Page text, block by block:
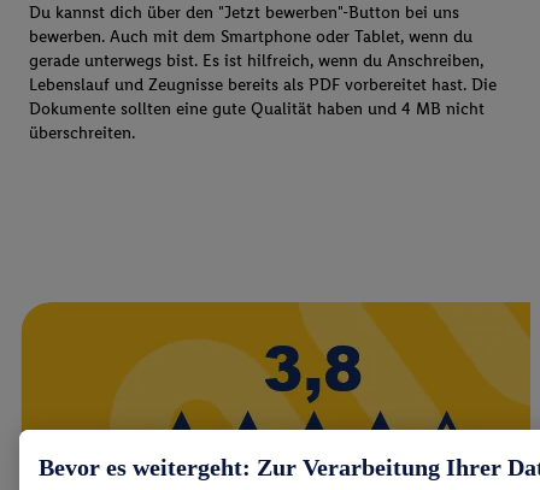
Du kannst dich über den "Jetzt bewerben"-Button bei uns
bewerben. Auch mit dem Smartphone oder Tablet, wenn du
gerade unterwegs bist. Es ist hilfreich, wenn du Anschreiben,
Lebenslauf und Zeugnisse bereits als PDF vorbereitet hast. Die
Dokumente sollten eine gute Qualität haben und 4 MB nicht
überschreiten.
Bevor es weitergeht: Zur Verarbeitung Ihrer